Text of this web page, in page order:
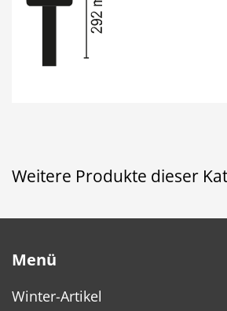
Weitere Produkte dieser
Menü
Winter-Artikel